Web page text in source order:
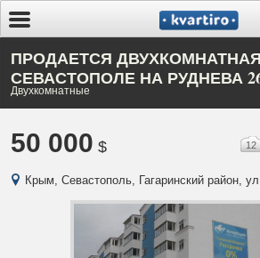
ПРОДАЕТСЯ
СЕВАСТОПОЛЕ НА РУДНЕВА
Двухкомнатные
50 000 $ 12
Крым, Севастополь, Гагаринский район,